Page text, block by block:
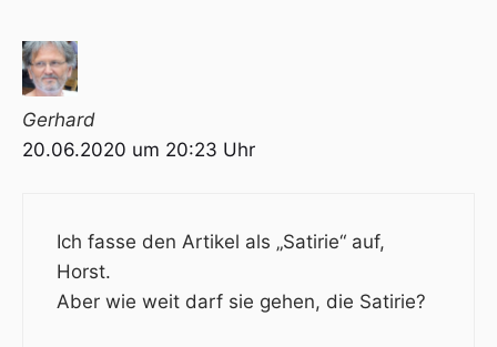
Gerhard
20.06.2020 um 20:23 Uhr
Ich fasse den Artikel als „Satirie“ auf,
Horst.
Aber wie weit darf sie gehen, die Satirie?